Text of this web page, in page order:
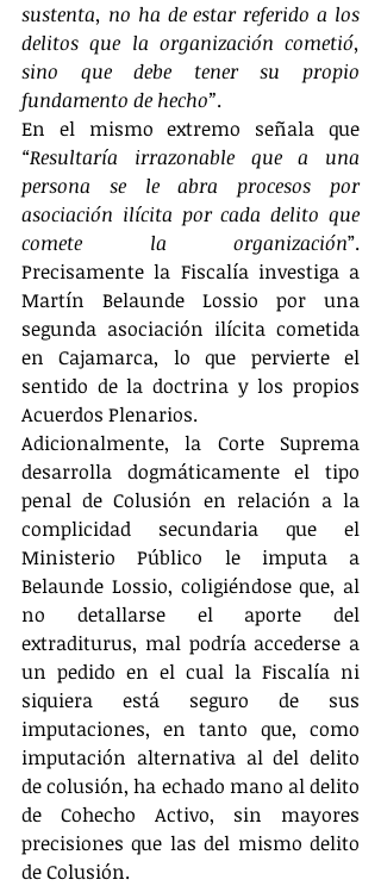
sustenta, no ha de estar referido a los
delitos que la organización cometió,
sino que debe tener su propio
fundamento de hecho”.
“Resultaría irrazonable que a una
persona se le abra procesos por
asociación ilícita por cada delito que
comete la organización”.
Precisamente la Fiscalía investiga a
Martín Belaunde Lossio por una
segunda asociación ilícita cometida
en Cajamarca, lo que pervierte el
sentido de la doctrina y los propios
Acuerdos Plenarios.
Adicionalmente, la Corte Suprema
desarrolla dogmáticamente el tipo
penal de Colusión en relación a la
complicidad secundaria que el
Ministerio Público le imputa a
Belaunde Lossio, coligiéndose que, al
no detallarse el aporte del
extraditurus, mal podría accederse a
un pedido en el cual la Fiscalía ni
siquiera está seguro de sus
imputaciones, en tanto que, como
imputación alternativa al del delito
de colusión, ha echado mano al delito
de Cohecho Activo, sin mayores
precisiones que las del mismo delito
de Colusión.